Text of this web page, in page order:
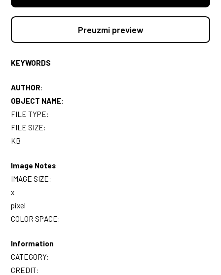
Preuzmi preview
KEYWORDS
AUTHOR:
OBJECT NAME:
FILE TYPE:
FILE SIZE:
KB
Image Notes
IMAGE SIZE:
x
pixel
COLOR SPACE:
Information
CATEGORY:
CREDIT: